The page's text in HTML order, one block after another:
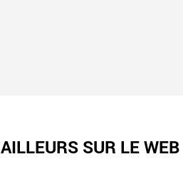
AILLEURS SUR LE WEB